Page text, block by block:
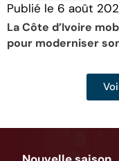
Publié le 6 août
La Côte d’Ivoire
pour moderniser